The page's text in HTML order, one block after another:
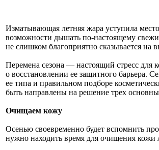
Изматывающая летняя жара уступила
возможности дышать по-настоящему
не слишком благоприятно сказывается на
Перемена сезона — настоящий стресс для
о восстановлении ее защитного барьера.
ее типа и правильном подборе
быть направлены на решение трех
Очищаем кожу
Осенью своевременно будет вспомнить
нужно находить время для очищения кожи